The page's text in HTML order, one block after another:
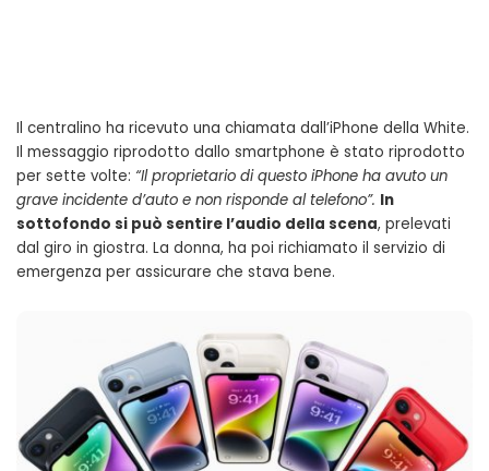
Le novità introdotte sui nuovi iPhone.
Il centralino ha ricevuto una chiamata dall’iPhone della White.
Il messaggio riprodotto dallo smartphone è stato riprodotto
per sette volte: “Il proprietario di questo iPhone ha avuto un
grave incidente d’auto e non risponde al telefono”. In
sottofondo si può sentire l’audio della scena, prelevati
dal giro in giostra. La donna, ha poi richiamato il servizio di
emergenza per assicurare che stava bene.